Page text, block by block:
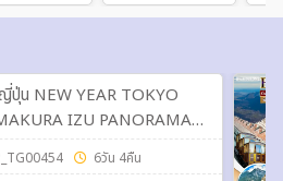
ปุ่น NEW YEAR TOKYO
IZU PANORAMA
6วัน 4คืน (TG)6วัน 4คืน